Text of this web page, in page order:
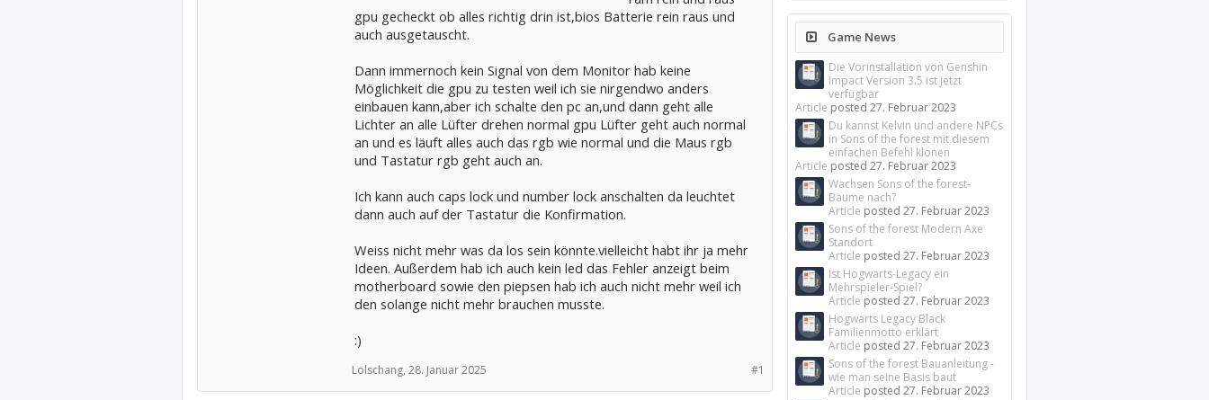
gpu gecheckt ob alles richtig drin ist,bios Batterie rein raus und
auch ausgetauscht.
Dann immernoch kein Signal von dem Monitor hab keine
Möglichkeit die gpu zu testen weil ich sie nirgendwo anders
einbauen kann,aber ich schalte den pc an,und dann geht alle
Lichter an alle Lüfter drehen normal gpu Lüfter geht auch normal
an und es läuft alles auch das rgb wie normal und die Maus rgb
und Tastatur rgb geht auch an.
Ich kann auch caps lock und number lock anschalten da leuchtet
dann auch auf der Tastatur die Konfirmation.
Weiss nicht mehr was da los sein könnte.vielleicht habt ihr ja mehr
Ideen. Außerdem hab ich auch kein led das Fehler anzeigt beim
motherboard sowie den piepsen hab ich auch nicht mehr weil ich
den solange nicht mehr brauchen musste.
:)
#1
Lolschang, 28. Januar 2025
Game News
Die Vorinstallation von Genshin
Impact Version 3.5 ist jetzt
verfügbar
Article posted27. Februar 2023
Du kannst Kelvin und andere NPCs
in Sons of the forest mit diesem
einfachen Befehl klonen
Article posted27. Februar 2023
Wachsen Sons of the forest-
Bäume nach?
Article posted27. Februar 2023
Sons of the forest Modern Axe
Standort
Article posted27. Februar 2023
Ist Hogwarts-Legacy ein
Mehrspieler-Spiel?
Article posted27. Februar 2023
Hogwarts Legacy Black
Familienmotto erklärt
Article posted27. Februar 2023
Sons of the forest Bauanleitung -
wie man seine Basis baut
Article posted27. Februar 2023